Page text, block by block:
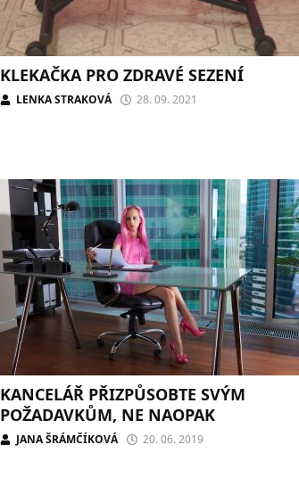
KLEKAČKA PRO ZDRAVÉ SEZENÍ
LENKA STRAKOVÁ 28. 09. 2021
KANCELÁŘ PŘIZPŮSOBTE SVÝM
POŽADAVKŮM, NE NAOPAK
JANA ŠRÁMČÍKOVÁ 20. 06. 2019